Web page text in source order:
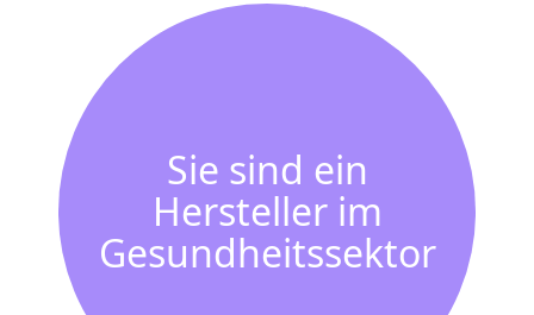
Sie sind ein
Hersteller im
Gesundheitssektor